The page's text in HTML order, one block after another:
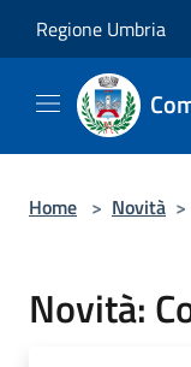
Regione Umbria
Home > Novità >
Novità: